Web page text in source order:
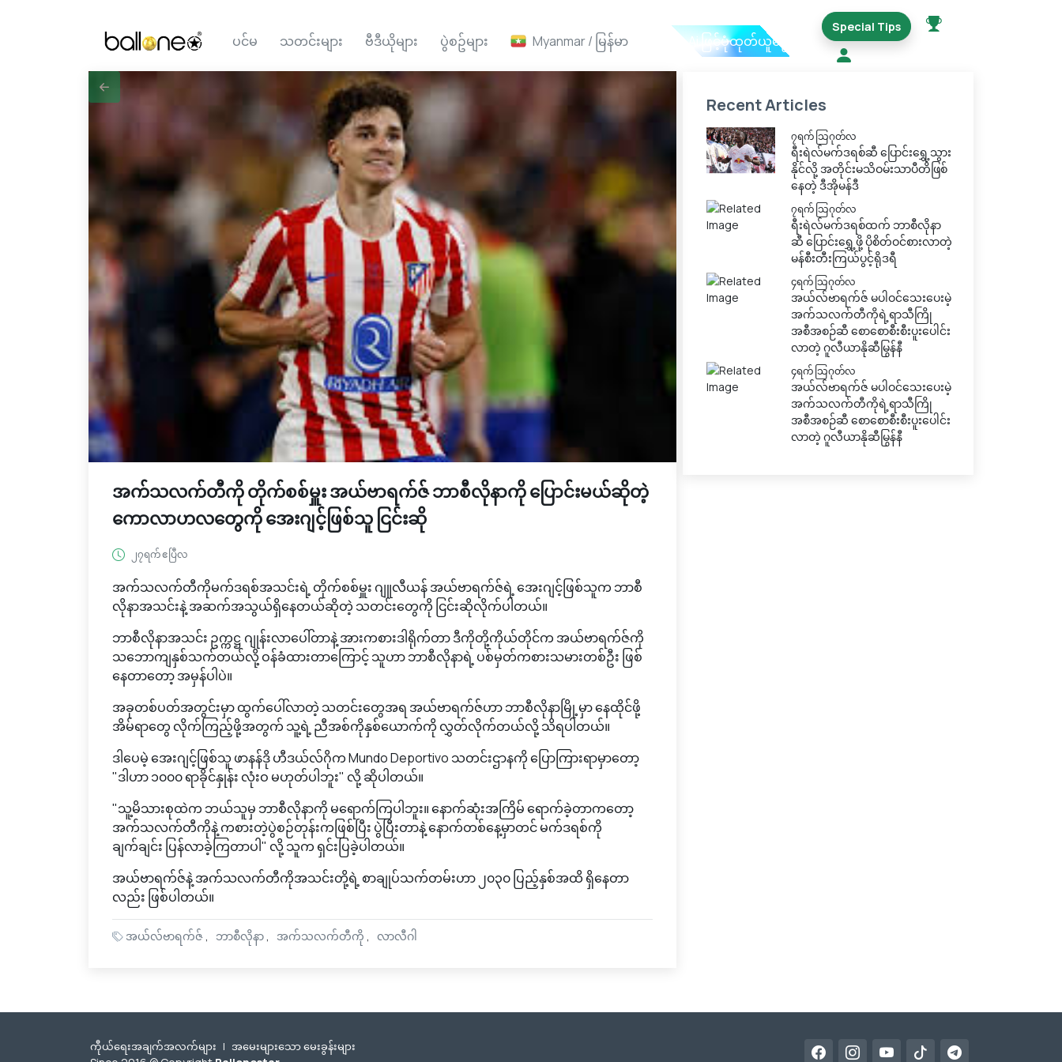
ပင်မ သတင်းများ ဗီဒီယိုများ ပွဲစဥ်များ Myanmar / မြန်မာ Ai ဖြင့်ပုံထုတ်ယူမည်
Special Tips
အက်သလက်တီကို တိုက်စစ်မှူး အယ်ဗာရက်ဇ် ဘာစီလိုနာကို ပြောင်းမယ်ဆိုတဲ့
ကောလာဟလတွေကို အေးဂျင့်ဖြစ်သူ ငြင်းဆို
၂၇ရက် ဧပြီလ
အက်သလက်တီကိုမက်ဒရစ်အသင်းရဲ့ တိုက်စစ်မှူး ဂျူလီယန် အယ်ဗာရက်ဇ်ရဲ့ အေးဂျင့်ဖြစ်သူက ဘာစီ
လိုနာအသင်းနဲ့ အဆက်အသွယ်ရှိနေတယ်ဆိုတဲ့ သတင်းတွေကို ငြင်းဆိုလိုက်ပါတယ်။
ဘာစီလိုနာအသင်း ဥက္ကဋ္ဌ ဂျုန်းလာပေါ်တာနဲ့ အားကစားဒါရိုက်တာ ဒီကိုတို့ကိုယ်တိုင်က အယ်ဗာရက်ဇ်ကို
သဘောကျနှစ်သက်တယ်လို့ ဝန်ခံထားတာကြောင့် သူဟာ ဘာစီလိုနာရဲ့ ပစ်မှတ်ကစားသမားတစ်ဦး ဖြစ်
နေတာတော့ အမှန်ပါပဲ။
အခုတစ်ပတ်အတွင်းမှာ ထွက်ပေါ်လာတဲ့ သတင်းတွေအရ အယ်ဗာရက်ဇ်ဟာ ဘာစီလိုနာမြို့မှာ နေထိုင်ဖို့
အိမ်ရာတွေ လိုက်ကြည့်ဖို့အတွက် သူ့ရဲ့ ညီအစ်ကိုနှစ်ယောက်ကို လွှတ်လိုက်တယ်လို့ သိရပါတယ်။
ဒါပေမဲ့ အေးဂျင့်ဖြစ်သူ ဖာနန်ဒို ဟီဒယ်လ်ဂိုက Mundo Deportivo သတင်းဌာနကို ပြောကြားရာမှာတော့
"ဒါဟာ ၁၀၀၀ ရာခိုင်နှုန်း လုံးဝ မဟုတ်ပါဘူး" လို့ ဆိုပါတယ်။
"သူ့မိသားစုထဲက ဘယ်သူမှ ဘာစီလိုနာကို မရောက်ကြပါဘူး။ နောက်ဆုံးအကြိမ် ရောက်ခဲ့တာကတော့
အက်သလက်တီကိုနဲ့ ကစားတဲ့ပွဲစဉ်တုန်းကဖြစ်ပြီး ပွဲပြီးတာနဲ့ နောက်တစ်နေ့မှာတင် မက်ဒရစ်ကို
ချက်ချင်း ပြန်လာခဲ့ကြတာပါ" လို့ သူက ရှင်းပြခဲ့ပါတယ်။
အယ်ဗာရက်ဇ်နဲ့ အက်သလက်တီကိုအသင်းတို့ရဲ့ စာချုပ်သက်တမ်းဟာ ၂၀၃၀ ပြည့်နှစ်အထိ ရှိနေတာ
လည်း ဖြစ်ပါတယ်။
အယ်လ်ဗာရက်ဇ် ဘာစီလိုနာ အက်သလက်တီကို လာလီဂါ
Recent Articles
၇ရက် သြဂုတ်လ
ရီးရဲလ်မက်ဒရစ်ဆီ ပြောင်းရွှေ့သွား
နိုင်လို့ အတိုင်းမသိဝမ်းသာပီတိဖြစ်
နေတဲ့ ဒီအိုမန်ဒီ
၇ရက် သြဂုတ်လ
ရီးရဲလ်မက်ဒရစ်ထက် ဘာစီလိုနာ
ဆီ ပြောင်းရွှေ့ဖို့ ပိုစိတ်ဝင်စားလာတဲ့
မန်စီးတီးကြယ်ပွင့်ရိုဒရီ
၄ရက် သြဂုတ်လ
အယ်လ်ဗာရက်ဇ် မပါဝင်သေးပေးမဲ့
အက်သလက်တီကိုရဲ့ရာသီကြို
အစီအစဉ်ဆီ စောစောစီးစီးပူးပေါင်း
လာတဲ့ ဂူလီယာနိုဆီမြွန်နီ
၄ရက် သြဂုတ်လ
အယ်လ်ဗာရက်ဇ် မပါဝင်သေးပေးမဲ့
အက်သလက်တီကိုရဲ့ရာသီကြို
အစီအစဉ်ဆီ စောစောစီးစီးပူးပေါင်း
လာတဲ့ ဂူလီယာနိုဆီမြွန်နီ
ကီုယ်ရေးအချက်အလက်များ | အမေးများသော မေးခွန်းများ